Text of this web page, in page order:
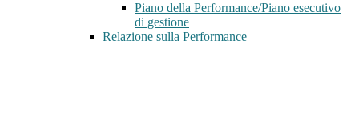
Piano della Performance/Piano esecutivo
di gestione
Relazione sulla Performance